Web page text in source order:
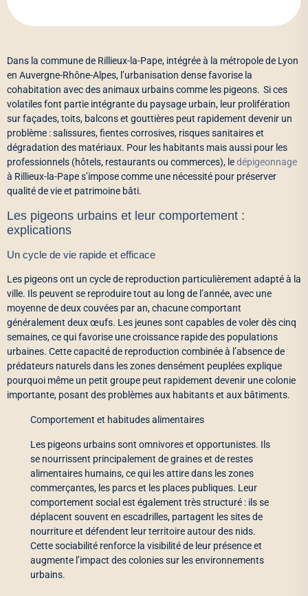
Dans la commune de Rillieux-la-Pape, intégrée à la métropole de Lyon
en Auvergne-Rhône-Alpes, l’urbanisation dense favorise la
cohabitation avec des animaux urbains comme les pigeons. Si ces
volatiles font partie intégrante du paysage urbain, leur prolifération
sur façades, toits, balcons et gouttières peut rapidement devenir un
problème : salissures, fientes corrosives, risques sanitaires et
dégradation des matériaux. Pour les habitants mais aussi pour les
professionnels (hôtels, restaurants ou commerces), ledépigeonnage
à Rillieux-la-Pape s’impose comme une nécessité pour préserver
qualité de vie et patrimoine bâti.
Les pigeons urbains et leur comportement :
explications
Un cycle de vie rapide et efficace
Les pigeons ont un cycle de reproduction particulièrement adapté à la
ville. Ils peuvent se reproduire tout au long de l’année, avec une
moyenne de deux couvées par an, chacune comportant
généralement deux œufs. Les jeunes sont capables de voler dès cinq
semaines, ce qui favorise une croissance rapide des populations
urbaines. Cette capacité de reproduction combinée à l’absence de
prédateurs naturels dans les zones densément peuplées explique
pourquoi même un petit groupe peut rapidement devenir une colonie
importante, posant des problèmes aux habitants et aux bâtiments.
Comportement et habitudes alimentaires
Les pigeons urbains sont omnivores et opportunistes. Ils
se nourrissent principalement de graines et de restes
alimentaires humains, ce qui les attire dans les zones
commerçantes, les parcs et les places publiques. Leur
comportement social est également très structuré : ils se
déplacent souvent en escadrilles, partagent les sites de
nourriture et défendent leur territoire autour des nids.
Cette sociabilité renforce la visibilité de leur présence et
augmente l’impact des colonies sur les environnements
urbains.